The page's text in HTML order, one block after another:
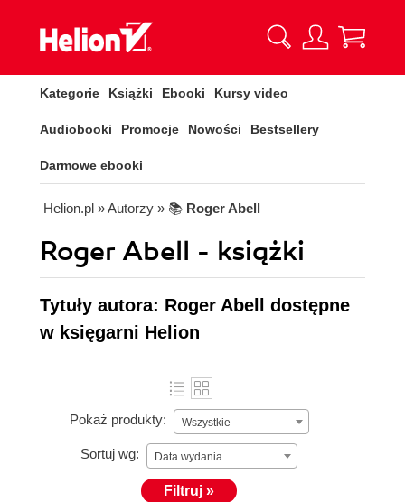
Kategorie Książki Ebooki Kursy video
Audiobooki Promocje Nowości Bestsellery
Darmowe ebooki
Helion.pl » Autorzy » 📚 Roger Abell
Roger Abell - książki
Tytuły autora: Roger Abell dostępne
w księgarni Helion
Pokaż produkty: Wszystkie
Sortuj wg: Data wydania
Filtruj »